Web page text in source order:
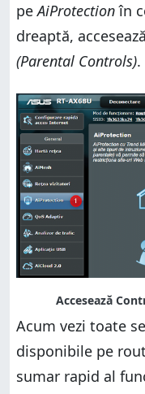
peAiProtectionîn
dreaptă,
(Parental Controls).
Acum vezi toate
disponibile pe
sumar rapid al